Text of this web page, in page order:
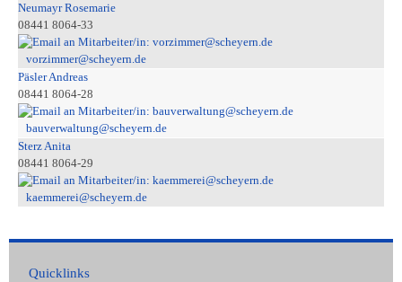
Neumayr Rosemarie
08441 8064-33
vorzimmer@scheyern.de
Päsler Andreas
08441 8064-28
bauverwaltung@scheyern.de
Sterz Anita
08441 8064-29
kaemmerei@scheyern.de
Quicklinks